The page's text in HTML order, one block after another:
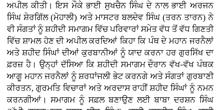
ਅਪੀਲ ਕੀਤੀ। ਇਸ ਮੌਕੇ ਭਾਈ ਸੁਖਚੈਨ ਸਿੰਘ ਦੇ ਨਾਲ ਭਾਈ ਅਰਜਨ
ਸਿੰਘ ਸ਼ੇਰਗਿੱਲ (ਮੋਹਾਲੀ) ਅਤੇ ਮਾਸਟਰ ਬਲਦੇਵ ਸਿੰਘ (ਤਰਨ ਤਾਰਨ) ਨੇ
ਵੀ ਸੰਗਤਾਂ ਨੂੰ ਸ਼ਹੀਦੀ ਸਮਾਗਮ ਵਿੱਚ ਪਰਿਵਾਰਾਂ ਸਮੇਤ ਵੱਧ ਤੋਂ ਵੱਧ ਗਿਣਤੀ
ਵਿੱਚ ਸ਼ਾਮਲ ਹੋਣ ਦੀ ਅਪੀਲ ਕਰਦਿਆਂ ਕਿਹਾ ਕਿ ਪੰਥ ਦੇ ਮਹਾਨ ਜਰਨੈਲਾਂ
ਅਤੇ ਸ਼ਹੀਦ ਸਿੰਘਾਂ ਦੀਆਂ ਕੁਰਬਾਨੀਆਂ ਨੂੰ ਯਾਦ ਕਰਨਾ ਹਰ ਗੁਰਸਿੱਖ ਦਾ
ਫ਼ਰਜ਼ ਹੈ। ਉਨ੍ਹਾਂ ਦੱਸਿਆ ਕਿ ਸ਼ਹੀਦੀ ਸਮਾਗਮ ਦੌਰਾਨ ਵੱਖ-ਵੱਖ ਪੰਥਕ
ਆਗੂ ਮਹਾਨ ਜਰਨੈਲਾਂ ਨੂੰ ਸ਼ਰਧਾਂਜਲੀ ਭੇਟ ਕਰਨਗੇ ਅਤੇ ਸੰਗਤਾਂ ਗੁਰਬਾਣੀ
ਕੀਰਤਨ, ਗੁਰਮਤਿ ਵਿਚਾਰਾਂ ਅਤੇ ਅਰਦਾਸ ਰਾਹੀਂ ਸ਼ਹੀਦ ਸਿੰਘਾਂ ਨੂੰ ਨਮਨ
ਕਰਨਗੀਆਂ। ਸਮਾਗਮ ਨੂੰ ਸਫ਼ਲ ਬਣਾਉਣ ਲਈ ਬਾਬਾ ਦਰਸ਼ਨ ਸਿੰਘ